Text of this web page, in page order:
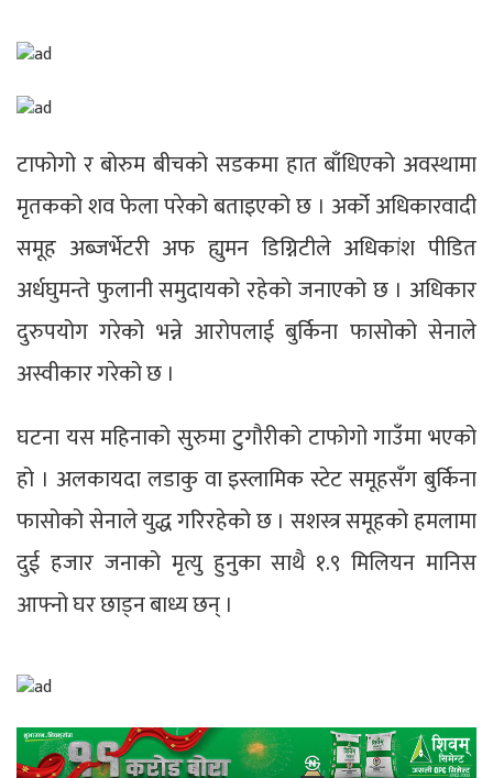
टाफोगो र बोरुम बीचको सडकमा हात बाँधिएको अवस्थामा
मृतकको शव फेला परेको बताइएको छ । अर्को अधिकारवादी
समूह अब्जर्भेटरी अफ ह्युमन डिग्निटीले अधिकांश पीडित
अर्धघुमन्ते फुलानी समुदायको रहेकाे जनाएको छ । अधिकार
दुरुपयोग गरेको भन्ने आरोपलाई बुर्किना फासोको सेनाले
अस्वीकार गरेको छ ।
घटना यस महिनाको सुरुमा टुगौरीको टाफोगो गाउँमा भएको
हो । अलकायदा लडाकु वा इस्लामिक स्टेट समूहसँग बुर्किना
फासोको सेनाले युद्ध गरिरहेको छ । सशस्त्र समूहको हमलामा
दुई हजार जनाको मृत्यु हुनुका साथै १.९ मिलियन मानिस
आफ्नो घर छाड्न बाध्य छन् ।